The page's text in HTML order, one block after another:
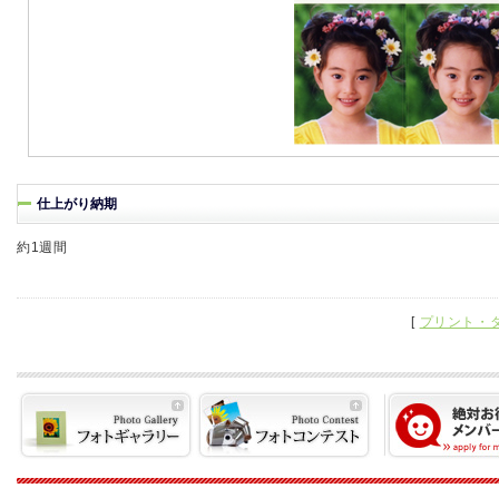
仕上がり納期
約1週間
[ プリント・